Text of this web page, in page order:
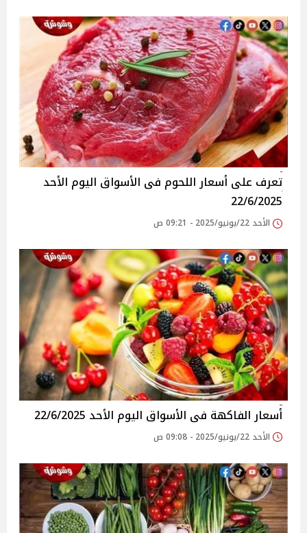
تعرف على أسعار اللحوم فى الأسواق‎‎ اليوم الأحد
22/6/2025
الأحد 22/يونيو/2025 - 09:21 ص
أسعار الفاكهة فى الأسواق‎‎ اليوم الأحد 22/6/2025
الأحد 22/يونيو/2025 - 09:08 ص